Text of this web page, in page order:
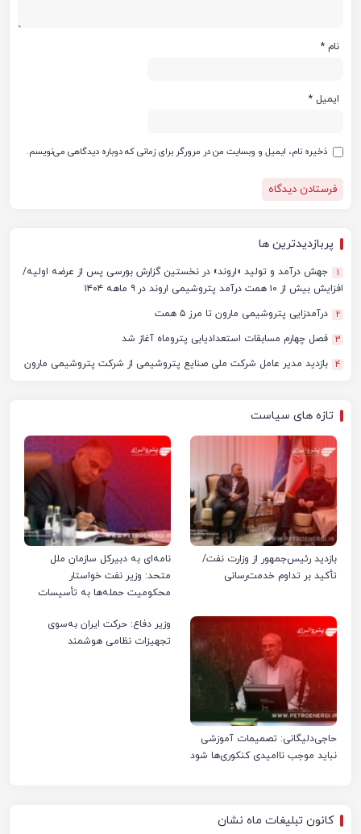
نام *
ایمیل *
ذخیره نام، ایمیل و وبسایت من در مرورگر برای زمانی که دوباره دیدگاهی می‌نویسم.
پربازدیدترین ها
1
جهش درآمد و تولید «اروند» در نخستین گزارش بورسی پس از عرضه اولیه/
افزایش بیش از ۱۰ همت درآمد پتروشیمی اروند در ۹ ماهه ۱۴۰۴
2 درآمدزایی پتروشیمی مارون تا مرز ۵ همت
3 فصل چهارم مسابقات استعدادیابی پتروماه آغاز شد
4 بازدید مدیر عامل شرکت ملی صنایع پتروشیمی از شرکت پتروشیمی مارون
تازه های سیاست
بازدید رئیس‌جمهور از وزارت نفت/
تأکید بر تداوم خدمت‌رسانی
نامه‌ای به دبیرکل سازمان ملل
متحد: وزیر نفت خواستار
محکومیت حمله‌ها به تأسیسات
حاجی‌دلیگانی: تصمیمات آموزشی
نباید موجب ناامیدی کنکوری‌ها شود
وزیر دفاع: حرکت ایران به‌سوی
تجهیزات نظامی هوشمند
کانون تبلیغات ماه نشان